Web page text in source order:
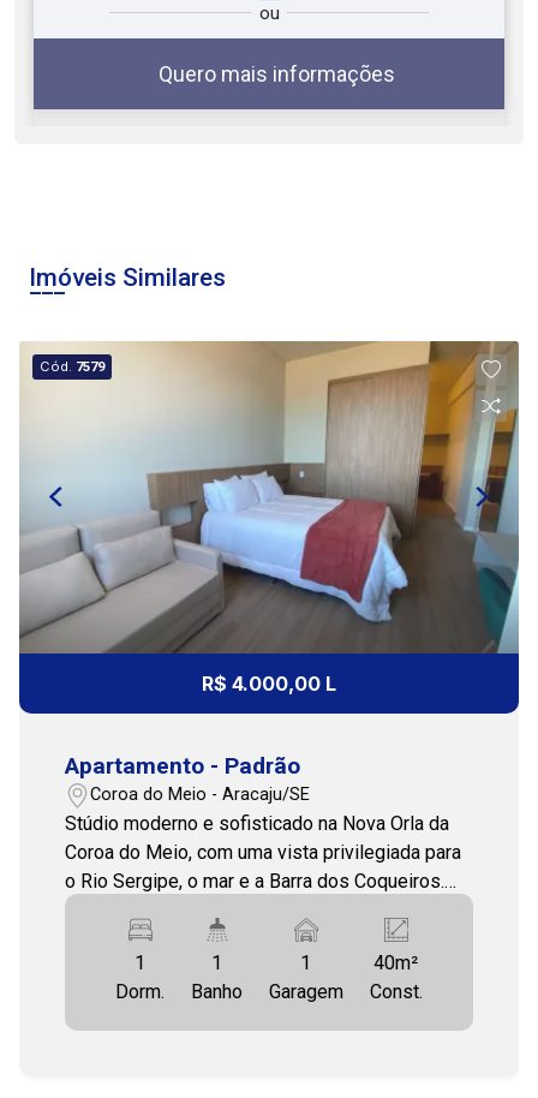
ou
Quero mais informações
você?
10:00
11:00 Continuar
Imóveis Similares
Cód. 7579
R$ 4.000,00 L
Apartamento - Padrão
Coroa do Meio - Aracaju/SE
Stúdio moderno e sofisticado na Nova Orla da
Coroa do Meio, com uma vista privilegiada para
o Rio Sergipe, o mar e a Barra dos Coqueiros.
Um imóvel pensado para quem busca conforto,
praticidade e qualidade de vida em uma das
regiões mais valorizadas de Aracaju. O
apartamento conta com ambientes bem
planejados e excelente aproveitamento de
1
Dorm.
1
Banho
1
Garagem
40m²
Const.